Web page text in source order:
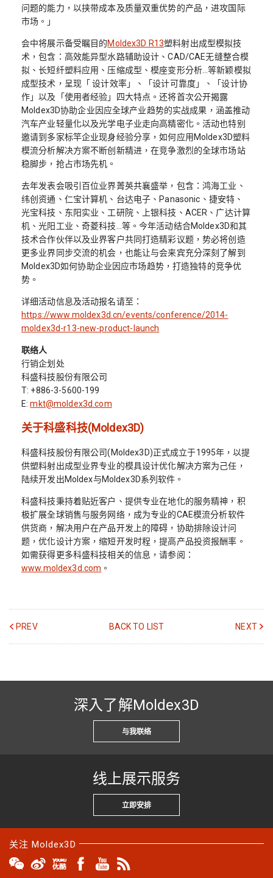
问题的能力，以挟带成本及质量双重优势的产品，进攻国际
市场。」
会中将展示备受瞩目的Moldex3D R13塑料射出成型模拟技
术，包含：高效能异型水路辅助设计、CAD/CAE无缝整合模
拟、长短纤塑料应用、压缩成型、模座变形分析…等新颖模拟
成型技术，呈现「 设计效率」、「设计可靠度」、「设计协
作」以及「使用者经验」四大特点。还将首次公开揭露
Moldex3D协助企业因应全球产业趋势的实战成果，涵盖推动
汽车产业轻量化以及光学电子业走向高精密化。活动也特别
邀请到多家标竿企业现身经验分享，如何应用Moldex3D塑料
模流分析解决方案不断创新精进，在竞争激烈的全球市场站
稳脚步，抢占市场先机。
去年发表会吸引百位业界菁英共襄盛举，包含：鸿海工业、
纬创资通、仁宝计算机、台达电子、Panasonic、捷安特、
光宝科技、东阳实业、工研院、上银科技、ACER、广达计算
机、光阳工业、奇菱科技…等。今年活动结合Moldex3D和其
技术合作伙伴以及业界客户共同打造精彩议题，势必将创造
更多业界同步交流的机会，也能让与会来宾充分深刻了解到
Moldex3D如何协助企业因应市场趋势，打造独特的竞争优
势。
详细活动信息及活动报名请至：
https://www.moldex3d.cn/events/conference/2014-
moldex3d-r13-new-product-launch
联络人
行销企划处
科盛科技股份有限公司
T: +886-3-5600-199
E:mkt@moldex3d.com
关于科盛科技(Moldex3D)
科盛科技股份有限公司(Moldex3D)正式成立于1995年，以提
供塑料射出成型业界专业的模具设计优化解决方案为己任，
陆续开发出Moldex与Moldex3D系列软件。
科盛科技秉持着贴近客户、提供专业在地化的服务精神，积
极扩展全球销售与服务网络，成为专业的CAE模流分析软件
供货商，解决用户在产品开发上的障碍，协助排除设计问
题，优化设计方案，缩短开发时程，提高产品投资报酬率。
如需获得更多科盛科技相关的信息，请参阅：
www.moldex3d.com 。
PREV BACK TO LIST NEXT
深入了解Moldex3D
与我联络
线上展示服务
立即安排
关注 Moldex3D